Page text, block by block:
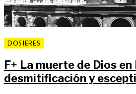
DOSIERES
F+ La muerte de Dios en
desmitificación y